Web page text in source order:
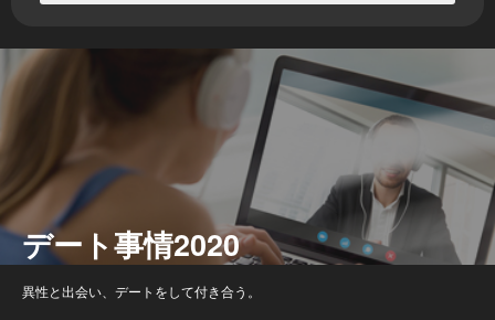
デート事情2020
異性と出会い、デートをして付き合う。